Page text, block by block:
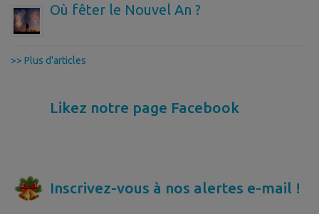
Où fêter le Nouvel An ?
>> Plus d'articles
Likez notre page Facebook
Inscrivez-vous à nos alertes e-mail !